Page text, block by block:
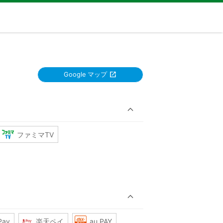
Google マップ
ファミマTV